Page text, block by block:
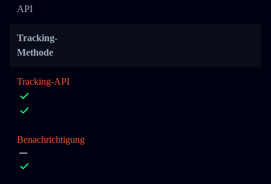
API
Tracking-
Methode
Tracking-API
Benachrichtigung